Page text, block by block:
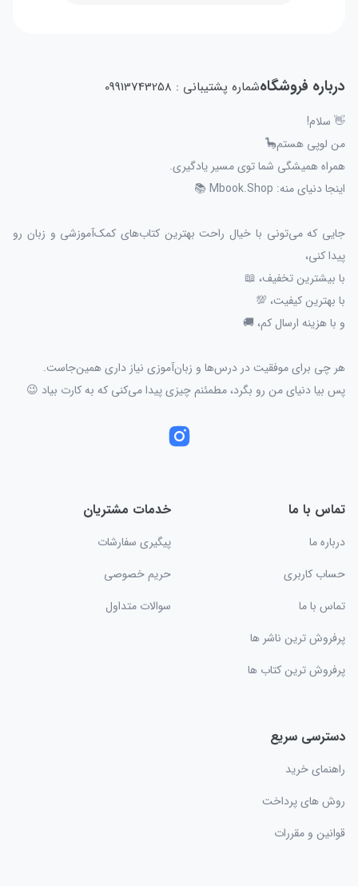
درباره فروشگاهشماره پشتیبانی : 09913743258
👋 سلام!
من لوپی هستم🦕
همراه همیشگی شما توی مسیر یادگیری.
اینجا دنیای منه: Mbook.Shop 📚
جایی که می‌تونی با خیال راحت بهترین کتاب‌های کمک‌آموزشی و زبان رو
پیدا کنی،
با بیشترین تخفیف، 📖
با بهترین کیفیت، 💯
و با هزینه ارسال کم، 🚚
هر چی برای موفقیت در درس‌ها و زبان‌آموزی نیاز داری همین‌جاست.
پس بیا دنیای من رو بگرد، مطمئنم چیزی پیدا می‌کنی که به کارت بیاد 😉
تماس با ما
درباره ما
حساب کاربری
تماس با ما
پرفروش ترین ناشر ها
پرفروش ترین کتاب ها
خدمات مشتریان
پیگیری سفارشات
حریم خصوصی
سوالات متداول
دسترسی سریع
راهنمای خرید
روش های پرداخت
قوانین و مقررات